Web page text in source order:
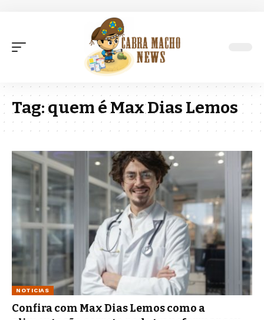
Tag:quem é Max Dias Lemos
NOTICIAS
Confira com Max Dias Lemos como a